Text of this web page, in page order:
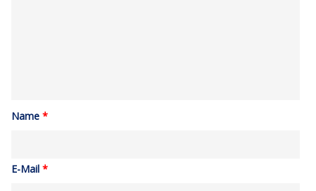
Name*
E-Mail*